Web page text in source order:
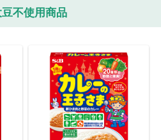
不使用商品